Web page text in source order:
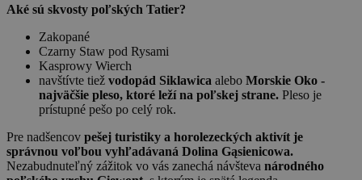
Aké sú skvosty poľských Tatier?
Zakopané
Czarny Staw pod Rysami
Kasprowy Wierch
navštívte tiež vodopád Siklawica alebo Morskie Oko -
najväčšie pleso, ktoré leží na poľskej strane. Pleso je
prístupné pešo po celý rok.
Pre nadšencov pešej turistiky a horolezeckých aktivít je
správnou voľbou vyhľadávaná Dolina Gąsienicowa.
Nezabudnuteľný zážitok vo vás zanechá návšteva národného